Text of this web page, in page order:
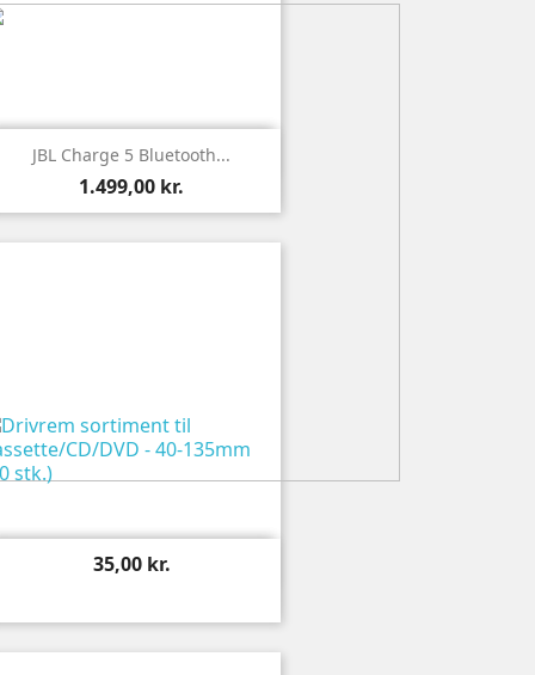
 Vis
JBL Charge 5 Bluetooth...
1.499,00 kr.
 Vis
35,00 kr.